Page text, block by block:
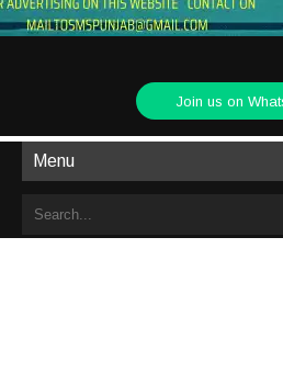
Join us on
Menu